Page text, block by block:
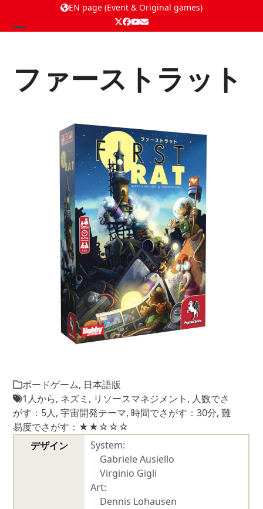
EN page (Event & Original games)
Twitter
Facebook
YouTube
Email
menu
menu
ファーストラット
ボードゲーム, 日本語版
1人から, ネズミ , リソースマネジメント , 人数でさ
がす：5人,宇宙開発テーマ, 時間でさがす：30分,難
易度でさがす：★★☆☆☆
デザイン
System:
Gabriele Ausiello
Virginio Gigli
Art:
Dennis Lohausen